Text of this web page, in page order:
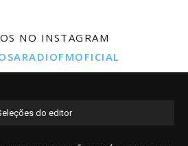
NO INSTAGRAM
do editor